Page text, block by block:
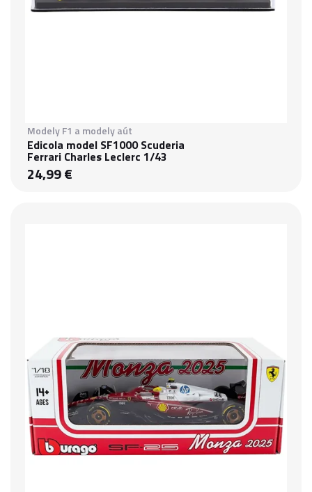
Modely F1 a modely aút
Edicola model SF1000 Scuderia
Ferrari Charles Leclerc 1/43
24,99 €